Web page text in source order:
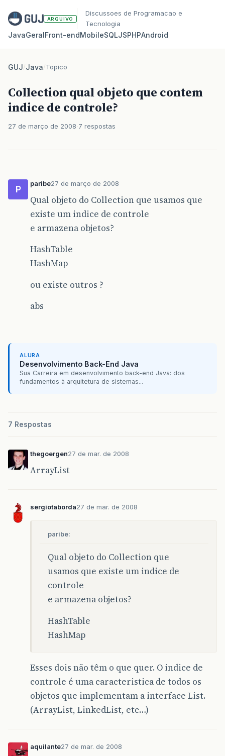
ARQUIVO
Discussoes de Programacao e
Tecnologia
JavaGeralFront‑endMobileSQLJSPHPAndroid
GUJ/Java/Topico
Collection qual objeto que contem
indice de controle?
27 de março de 2008 7 respostas
P
paribe27 de março de 2008
Qual objeto do Collection que usamos que
existe um indice de controle
e armazena objetos?
HashTable
HashMap
ou existe outros ?
abs
ALURA
Desenvolvimento Back-End Java
Sua Carreira em desenvolvimento back-end Java: dos
fundamentos à arquitetura de sistemas...
7 Respostas
thegoergen27 de mar. de 2008
ArrayList
sergiotaborda27 de mar. de 2008
paribe:
Qual objeto do Collection que
usamos que existe um indice de
controle
e armazena objetos?
HashTable
HashMap
Esses dois não têm o que quer. O indice de
controle é uma caracteristica de todos os
objetos que implementam a interface List.
(ArrayList, LinkedList, etc…)
aquilante27 de mar. de 2008